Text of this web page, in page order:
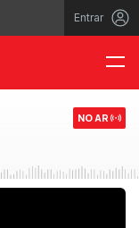
Entrar
NO AR